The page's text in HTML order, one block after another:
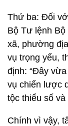
Thứ ba: Đối
Bộ Tư lệnh
xã, phường
vụ trọng yếu,
định: “Đây
vụ chiến lược
tộc thiểu số
Chính vì vậy,